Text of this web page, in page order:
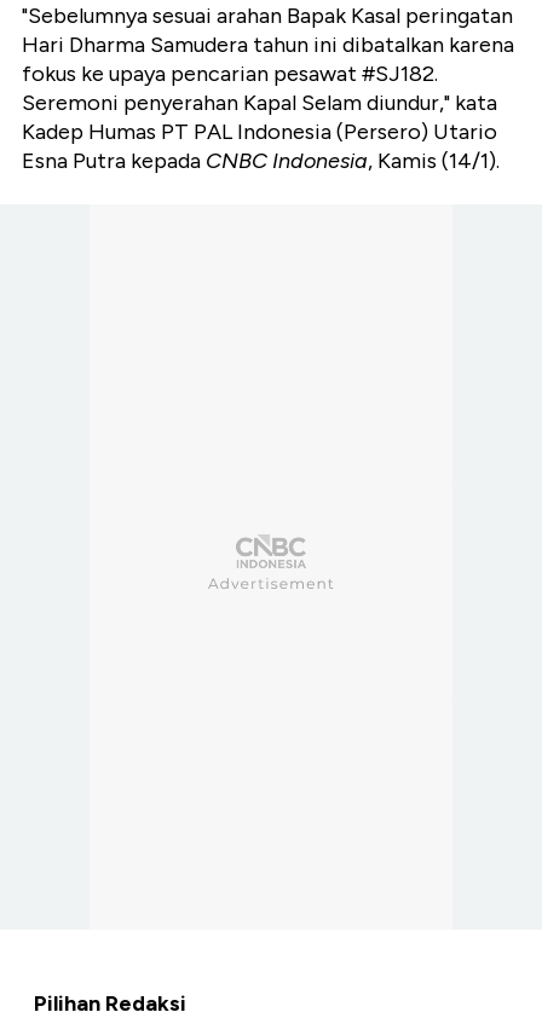
"Sebelumnya sesuai arahan Bapak Kasal peringatan
Hari Dharma Samudera tahun ini dibatalkan karena
fokus ke upaya pencarian pesawat #SJ182.
Seremoni penyerahan Kapal Selam diundur," kata
Kadep Humas PT PAL Indonesia (Persero) Utario
Esna Putra kepada CNBC Indonesia, Kamis (14/1).
Pilihan Redaksi